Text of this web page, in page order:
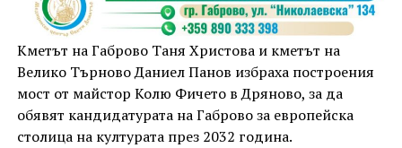
Кметът на Габрово Таня Христова и кметът на
Велико Търново Даниел Панов избраха построения
мост от майстор Колю Фичето в Дряново, за да
обявят кандидатурата на Габрово за европейска
столица на културата през 2032 година.